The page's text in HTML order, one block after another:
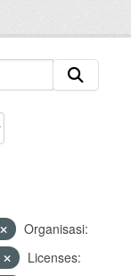
Organisasi:
Licenses: